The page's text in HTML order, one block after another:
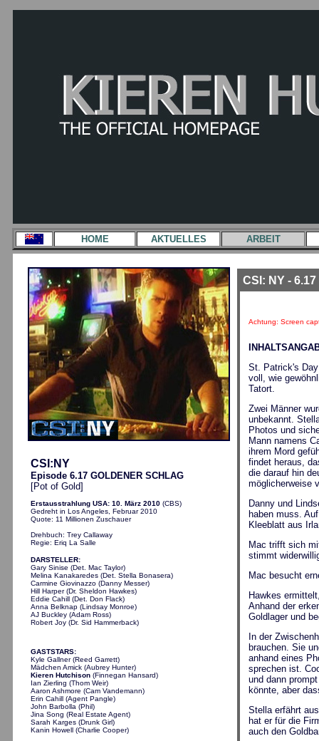
CSI: NY -
CSI:NY
Episode 6.17 GOLDENER SCHLAG
[Pot of Gold]
Erstausstrahlung USA: 10. März 2010 (CBS)
Gedreht in Los Angeles, Februar 2010
Quote: 11 Millionen Zuschauer
Drehbuch: Trey Callaway
Regie: Eriq La Salle
DARSTELLER:
Gary Sinise (Det. Mac Taylor)
Melina Kanakaredes (Det. Stella Bonasera)
Carmine Giovinazzo (Danny Messer)
Hill Harper (Dr. Sheldon Hawkes)
Eddie Cahill (Det. Don Flack)
Anna Belknap (Lindsay Monroe)
AJ Buckley (Adam Ross)
Robert Joy (Dr. Sid Hammerback)
GASTSTARS:
Kyle Gallner (Reed Garrett)
Mädchen Amick (Aubrey Hunter)
Kieren Hutchison (Finnegan Hansard)
Ian Zierling (Thom Weir)
Aaron Ashmore (Cam Vandemann)
Erin Cahill (Agent Pangle)
John Barbolla (Phil)
Jina Song (Real Estate Agent)
Sarah Karges (Drunk Girl)
Kanin Howell (Charlie Cooper)
Achtung: Screen
St. Patrick's
voll, wie
Tatort.
Zwei Männer
unbekannt.
Photos und
Mann namens
ihrem Mord
findet heraus,
die darauf hin
möglicherweise
Danny und
haben muss.
Kleeblatt aus
Mac trifft sich
stimmt
Mac besucht
Hawkes
Anhand der
Goldlager und
In der
brauchen. Sie
anhand eines
sprechen ist.
und dann
könnte, aber
Stella erfährt
hat er für die
auch den
HOME AKTUELLES ARBEIT